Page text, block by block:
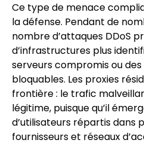
Ce type de menace
la défense. Pendant de
nombre d’attaques DDoS
d’infrastructures plus
serveurs compromis ou
bloquables. Les proxies
frontière : le trafic
légitime, puisque qu’il
d’utilisateurs répartis dans
fournisseurs et réseaux